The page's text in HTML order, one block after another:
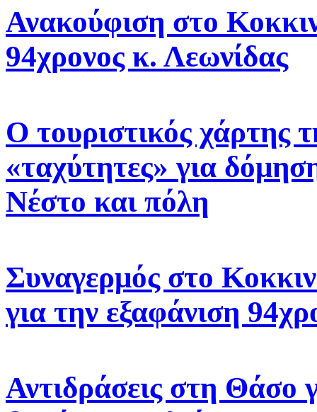
Ανακούφιση στο
94χρονος κ. Λεωνίδας
Ο τουριστικός χάρτης
«ταχύτητες» για
Νέστο και πόλη
Συναγερμός στο
για την εξαφάνιση
Αντιδράσεις στη Θάσο